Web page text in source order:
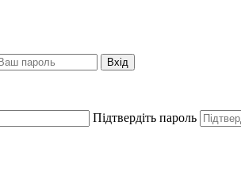
Вхід
Підтвердіть пароль